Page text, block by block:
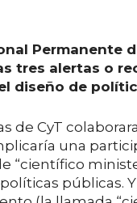
Permanente
tres alertas o
diseño de
de CyT
una
“científico
públicas.